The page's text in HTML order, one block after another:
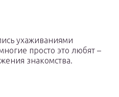
ухаживаниями
просто это любят –
знакомства.